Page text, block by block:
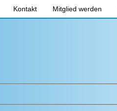
Kontakt Mitglied werden